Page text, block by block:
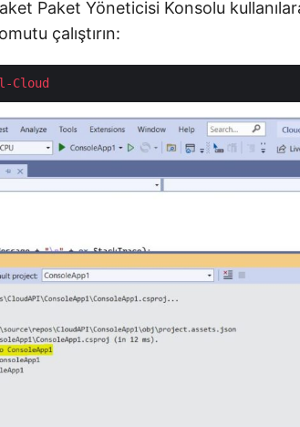
Paket Yöneticisi Konsolu
çalıştırın:
Cloud